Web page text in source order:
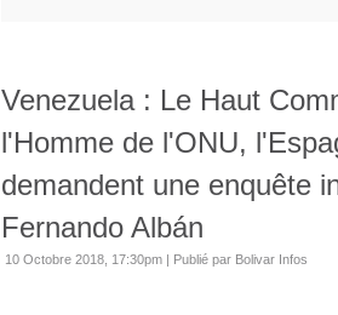
Venezuela : Le Haut
l'Homme de l'ONU,
demandent une enquête
Fernando Albán
10 Octobre 2018, 17:30pm | Publié par Bolivar Infos